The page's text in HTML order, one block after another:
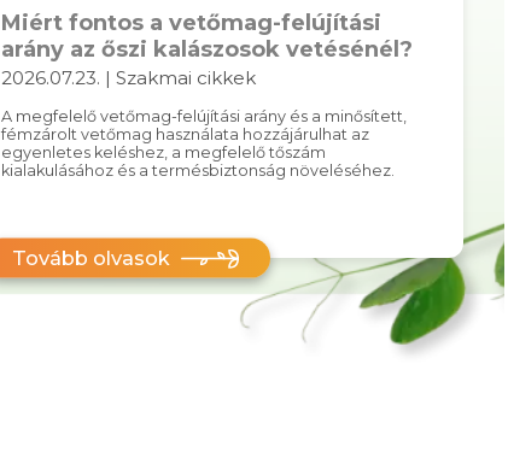
Miért fontos a vetőmag-felújítási
arány az őszi kalászosok vetésénél?
2026.07.23. | Szakmai cikkek
A megfelelő vetőmag-felújítási arány és a minősített,
fémzárolt vetőmag használata hozzájárulhat az
egyenletes keléshez, a megfelelő tőszám
kialakulásához és a termésbiztonság növeléséhez.
Tovább olvasok